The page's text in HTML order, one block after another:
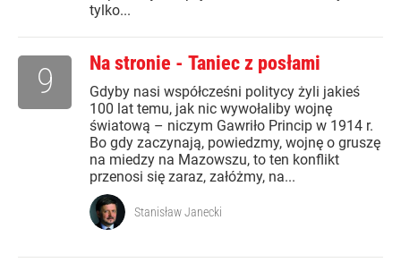
tylko...
Na stronie - Taniec z posłami
Gdyby nasi współcześni politycy żyli jakieś
100 lat temu, jak nic wywołaliby wojnę
światową – niczym Gawriło Princip w 1914 r.
Bo gdy zaczynają, powiedzmy, wojnę o gruszę
na miedzy na Mazowszu, to ten konflikt
przenosi się zaraz, załóżmy, na...
9
Stanisław Janecki